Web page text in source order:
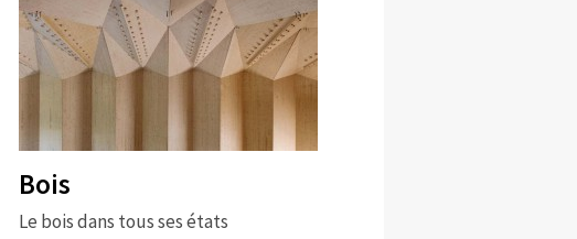
Bois
Le bois dans tous ses états